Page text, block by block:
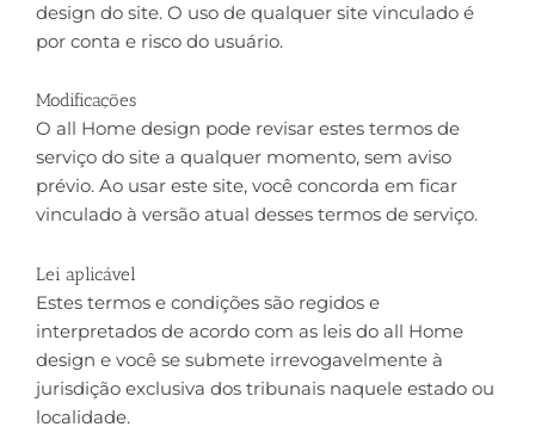
design do site. O uso de qualquer site vinculado é
por conta e risco do usuário.
Modificações
O all Home design pode revisar estes termos de
serviço do site a qualquer momento, sem aviso
prévio. Ao usar este site, você concorda em ficar
vinculado à versão atual desses termos de serviço.
Lei aplicável
Estes termos e condições são regidos e
interpretados de acordo com as leis do all Home
design e você se submete irrevogavelmente à
jurisdição exclusiva dos tribunais naquele estado ou
localidade.